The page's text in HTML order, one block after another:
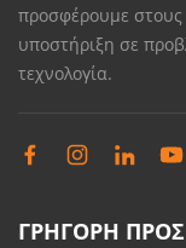
προσφέρουμε στους
υποστήριξη σε
τεχνολογία.
ΓΡΗΓΟΡΗ